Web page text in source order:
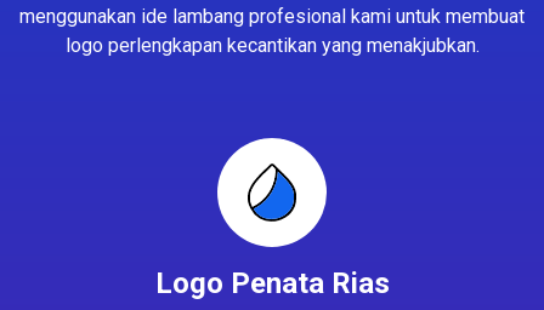
menggunakan ide lambang profesional kami untuk membuat
logo perlengkapan kecantikan yang menakjubkan.
Logo Penata Rias